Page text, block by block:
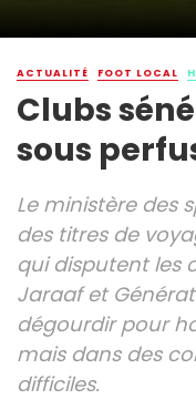
ACTUALITÉ FOOT LOCAL
Clubs
sous
Le ministère des
des titres de
qui disputent les
Jaraaf et
dégourdir pour
mais dans des
difficiles.